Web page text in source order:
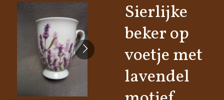
hoofdinhoud
Sierlijke
beker op
voetje met
lavendel